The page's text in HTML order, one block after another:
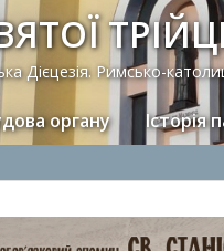
Дієцезія. Римсько-
органу Історія